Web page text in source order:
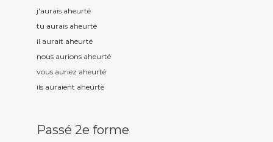
j'aurais aheurté
tu aurais aheurté
il aurait aheurté
nous aurions aheurté
vous auriez aheurté
ils auraient aheurté
Passé 2e forme